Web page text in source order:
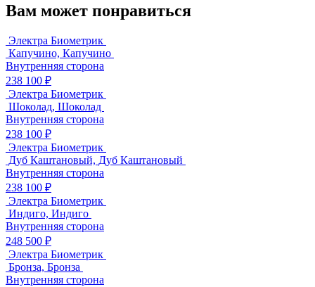
Вам может понравиться
Электра Биометрик
Капучино, Капучино
Внутренняя сторона
238 100 ₽
Электра Биометрик
Шоколад, Шоколад
Внутренняя сторона
238 100 ₽
Электра Биометрик
Дуб Каштановый, Дуб Каштановый
Внутренняя сторона
238 100 ₽
Электра Биометрик
Индиго, Индиго
Внутренняя сторона
248 500 ₽
Электра Биометрик
Бронза, Бронза
Внутренняя сторона